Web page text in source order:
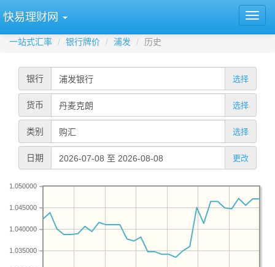
快易理财网
一站式汇率 银行牌价 浦发 历史
银行 选择
货币 选择
类别 选择
日期 更改
1.035000
1.040000
1.045000
1.050000